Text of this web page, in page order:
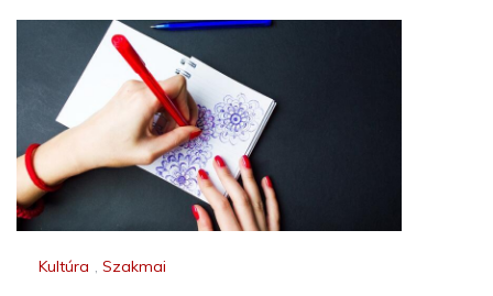
Kultúra , Szakmai